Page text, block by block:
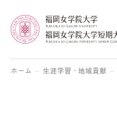
ホーム 生涯学習・地域貢献